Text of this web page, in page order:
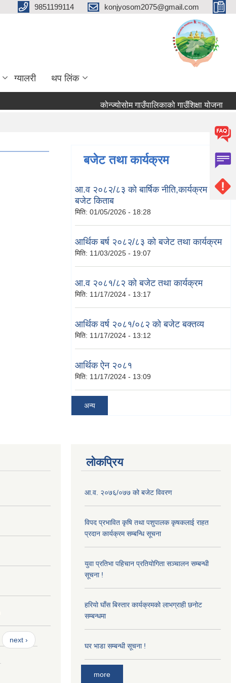
9851199114 konjyosom2075@gmail.com
ग्यालरी थप लिंक
कोन्ज्योसोम गाउँपालिकाको गाउँशिक्षा योजना
बजेट तथा कार्यक्रम
आ.व २०८२/८३ को बार्षिक नीति,कार्यक्रम तथा
बजेट किताब
मिति: 01/05/2026 - 18:28
आर्थिक बर्ष २०८२/८३ को बजेट तथा कार्यक्रम
मिति: 11/03/2025 - 19:07
आ.व २०८१/८२ को बजेट तथा कार्यक्रम
मिति: 11/17/2024 - 13:17
आर्थिक वर्ष २०८१/०८२ को बजेट बक्तव्य
मिति: 11/17/2024 - 13:12
आर्थिक ऐन २०८१
मिति: 11/17/2024 - 13:09
अन्य
next ›
लोकप्रिय
आ‍.व. २०७६/०७७ को बजेट विवरण
विपद प्रभावित कृषि तथा पशुपालक कृषकलाई राहत
प्रदान कार्यक्रम सम्बन्धि सूचना
युवा प्रतिभा पहिचान प्रतियोगिता सञ्चालन सम्बन्धी
सूचना !
हरियो घाँस बिस्तार कार्यक्रमको लाभग्राही छनोट
सम्बन्धमा
घर भाडा सम्बन्धी सूचना !
more